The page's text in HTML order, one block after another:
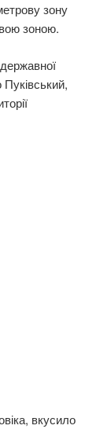
зону
зоною.
вкусило